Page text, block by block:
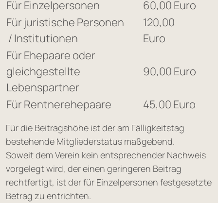
Für Einzelpersonen
60,00 Euro
Für juristische Personen
/ Institutionen
120,00
Euro
Für Ehepaare oder
gleichgestellte
Lebenspartner
90,00 Euro
Für Rentnerehepaare 45,00 Euro
Für die Beitragshöhe ist der am Fälligkeitstag
bestehende Mitgliederstatus maßgebend.
Soweit dem Verein kein entsprechender Nachweis
vorgelegt wird, der einen geringeren Beitrag
rechtfertigt, ist der für Einzelpersonen festgesetzte
Betrag zu entrichten.